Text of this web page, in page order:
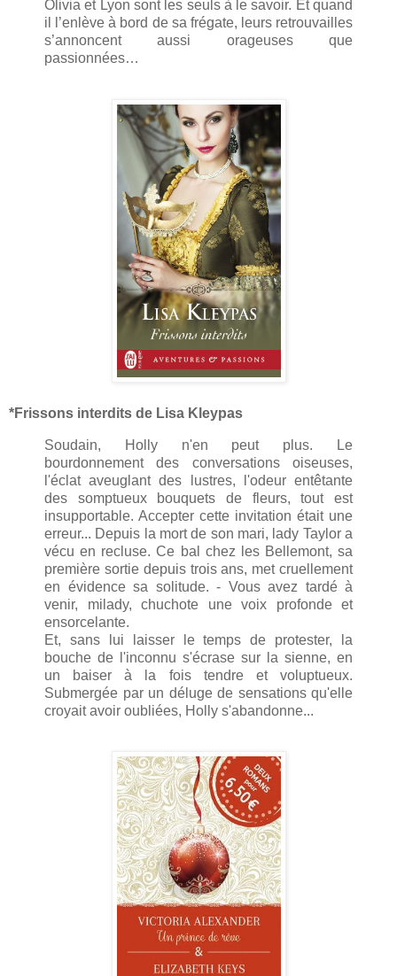
Olivia et Lyon sont les seuls à le savoir. Et quand
il l’enlève à bord de sa frégate, leurs retrouvailles
s’annoncent aussi orageuses que
passionnées…
*Frissons interdits de Lisa Kleypas
Soudain, Holly n'en peut plus. Le
bourdonnement des conversations oiseuses,
l'éclat aveuglant des lustres, l'odeur entêtante
des somptueux bouquets de fleurs, tout est
insupportable. Accepter cette invitation était une
erreur... Depuis la mort de son mari, lady Taylor a
vécu en recluse. Ce bal chez les Bellemont, sa
première sortie depuis trois ans, met cruellement
en évidence sa solitude. - Vous avez tardé à
venir, milady, chuchote une voix profonde et
ensorcelante.
Et, sans lui laisser le temps de protester, la
bouche de l'inconnu s'écrase sur la sienne, en
un baiser à la fois tendre et voluptueux.
Submergée par un déluge de sensations qu'elle
croyait avoir oubliées, Holly s'abandonne...